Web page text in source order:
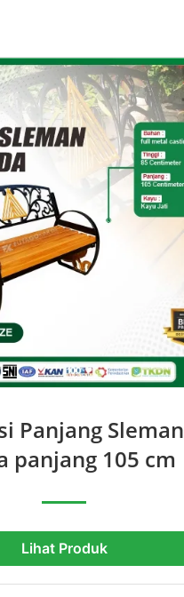
Panjang Sleman
panjang 105 cm
Lihat Produk